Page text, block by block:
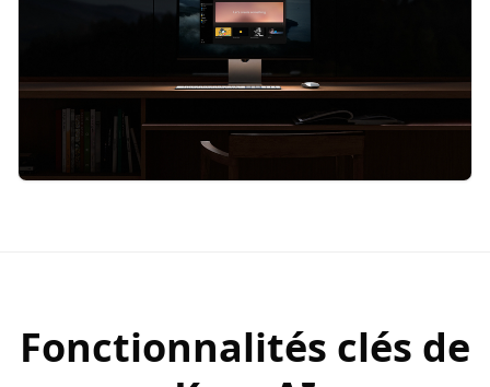
Fonctionnalités clés de